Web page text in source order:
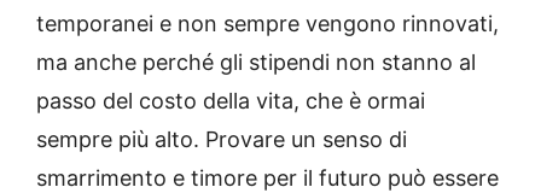
temporanei e non sempre vengono rinnovati,
ma anche perché gli stipendi non stanno al
passo del costo della vita, che è ormai
sempre più alto. Provare un senso di
smarrimento e timore per il futuro può essere